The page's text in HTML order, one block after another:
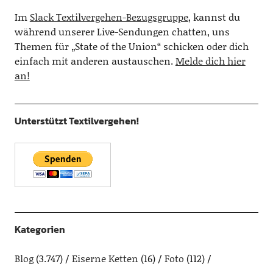
Im Slack Textilvergehen-Bezugsgruppe, kannst du
während unserer Live-Sendungen chatten, uns
Themen für „State of the Union“ schicken oder dich
einfach mit anderen austauschen.Melde dich hier
an!
Unterstützt Textilvergehen!
Kategorien
Blog(3.747) Eiserne Ketten (16) Foto (112)